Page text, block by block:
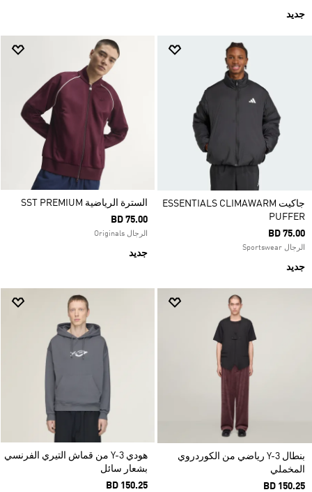
جديد
جاكيت ESSENTIALS CLIMAWARM
PUFFER
BD 75.00
الرجال Sportswear
جديد
السترة الرياضية SST PREMIUM
BD 75.00
الرجال Originals
جديد
بنطال Y-3 رياضي من الكوردروي
المخملي
BD 150.25
هودي Y-3 من قماش التيري الفرنسي
بشعار سائل
BD 150.25